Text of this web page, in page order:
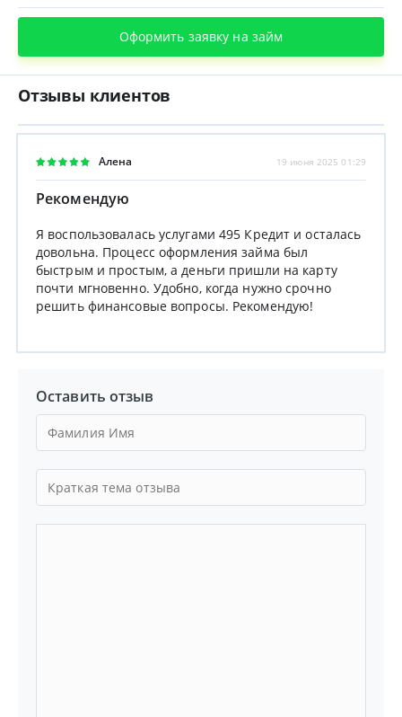
Оформить заявку на займ
Отзывы клиентов
Алена 19 июня 2025 01:29
Рекомендую
Я воспользовалась услугами 495 Кредит и осталась
довольна. Процесс оформления займа был
быстрым и простым, а деньги пришли на карту
почти мгновенно. Удобно, когда нужно срочно
решить финансовые вопросы. Рекомендую!
Оставить отзыв